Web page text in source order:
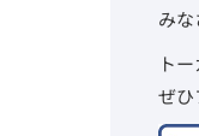
みな
ト
ぜひ